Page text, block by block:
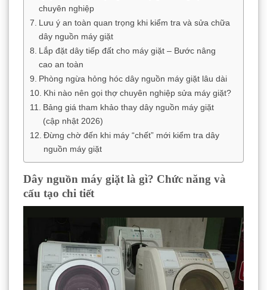
chuyên nghiệp
Lưu ý an toàn quan trọng khi kiểm tra và sửa chữa
dây nguồn máy giặt
Lắp đặt dây tiếp đất cho máy giặt – Bước nâng
cao an toàn
Phòng ngừa hỏng hóc dây nguồn máy giặt lâu dài
Khi nào nên gọi thợ chuyên nghiệp sửa máy giặt?
Bảng giá tham khảo thay dây nguồn máy giặt
(cập nhật 2026)
Đừng chờ đến khi máy “chết” mới kiểm tra dây
nguồn máy giặt
Dây nguồn máy giặt là gì? Chức năng và
cấu tạo chi tiết